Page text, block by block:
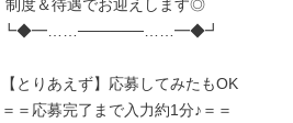
┗◆━……──────……━◆┛
【とりあえず】応募してみたもOK
＝＝応募完了まで入力約1分♪＝＝